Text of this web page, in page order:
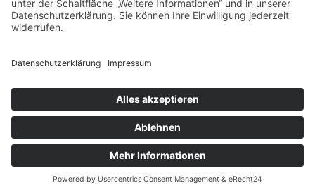
April 2022
März 2022
September 2021
August 2021